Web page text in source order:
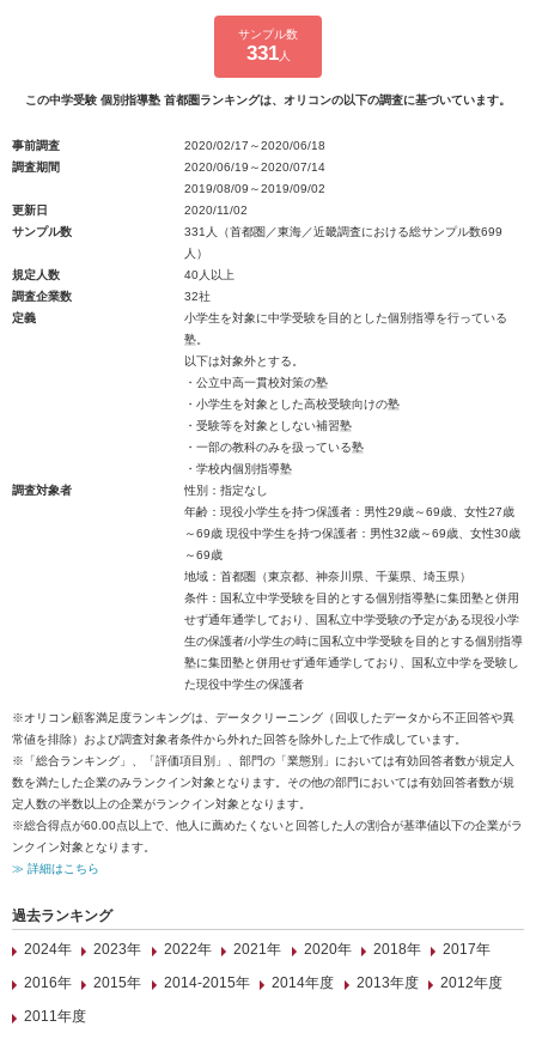
サンプル数
331人
この中学受験 個別指導塾 首都圏ランキングは、オリコンの以下の調査に基づいています。
事前調査
2020/02/17～2020/06/18
調査期間
2020/06/19～2020/07/14
2019/08/09～2019/09/02
更新日
2020/11/02
サンプル数
331人（首都圏／東海／近畿調査における総サンプル数699
人）
規定人数
40人以上
調査企業数
32社
定義
小学生を対象に中学受験を目的とした個別指導を行っている
塾。
以下は対象外とする。
・公立中高一貫校対策の塾
・小学生を対象とした高校受験向けの塾
・受験等を対象としない補習塾
・一部の教科のみを扱っている塾
・学校内個別指導塾
調査対象者
性別：指定なし
年齢：現役小学生を持つ保護者：男性29歳～69歳、女性27歳
～69歳 現役中学生を持つ保護者：男性32歳～69歳、女性30歳
～69歳
地域：首都圏（東京都、神奈川県、千葉県、埼玉県）
条件：国私立中学受験を目的とする個別指導塾に集団塾と併用
せず通年通学しており、国私立中学受験の予定がある現役小学
生の保護者/小学生の時に国私立中学受験を目的とする個別指導
塾に集団塾と併用せず通年通学しており、国私立中学を受験し
た現役中学生の保護者
※オリコン顧客満足度ランキングは、データクリーニング（回収したデータから不正回答や異
常値を排除）および調査対象者条件から外れた回答を除外した上で作成しています。
※「総合ランキング」、「評価項目別」、部門の「業態別」においては有効回答者数が規定人
数を満たした企業のみランクイン対象となります。その他の部門においては有効回答者数が規
定人数の半数以上の企業がランクイン対象となります。
※総合得点が60.00点以上で、他人に薦めたくないと回答した人の割合が基準値以下の企業がラ
ンクイン対象となります。
≫ 詳細はこちら
過去ランキング
2024年
2023年 2022年 2021年 2020年 2018年
2017年
2016年
2015年 2014-2015年 2014年度 2013年度
2012年度
2011年度